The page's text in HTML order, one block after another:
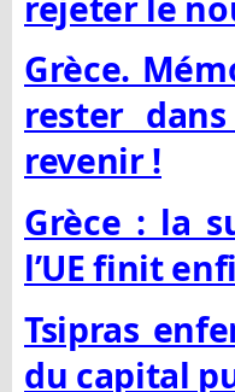
Grèce.
rester
revenir !
Grèce : la
l’UE finit
Tsipras
du capital